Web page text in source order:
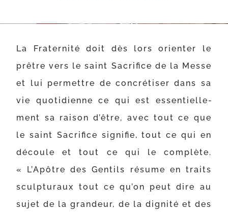
La Fraternité doit dès lors orien­ter le
prêtre vers le saint Sacrifice de la Messe
et lui per­mettre de concré­ti­ser dans sa
vie quo­ti­dienne ce qui est essen­tiel­le­
ment sa rai­son d’être, avec tout ce que
le saint Sacrifice signi­fie, tout ce qui en
découle et tout ce qui le com­plète.
« L’Apôtre des Gentils résume en traits
sculp­tu­raux tout ce qu’on peut dire au
sujet de la gran­deur, de la digni­té et des